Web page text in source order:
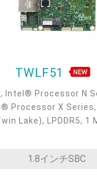
TWLF51
Intel® Processor N
Processor X
Lake), LPDDR5, 1
1.8インチSBC